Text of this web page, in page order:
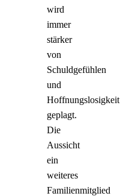
wird
immer
stärker
von
Schuldgefühlen
und
Hoffnungslosigkeit
geplagt.
Die
Aussicht
ein
weiteres
Familienmitglied